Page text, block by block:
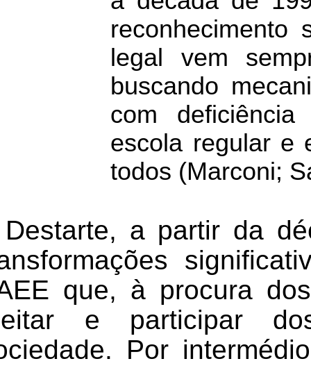
reconhecimento
legal vem
buscando
com
escola regular e
todos (Marconi;
Destarte, a partir da
que, à procura
e participar
Por